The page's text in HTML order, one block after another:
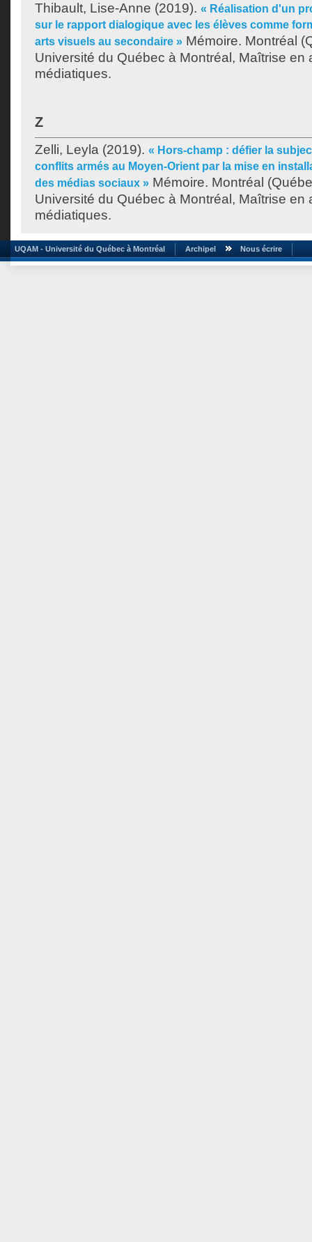
Thibault, Lise-Anne (2019). « Réalisation d'un
sur le rapport dialogique avec les élèves comme
arts visuels au secondaire » Mémoire. Montréal
Université du Québec à Montréal, Maîtrise en
médiatiques.
Z
Zelli, Leyla (2019). « Hors-champ : défier la
conflits armés au Moyen-Orient par la mise en
des médias sociaux » Mémoire. Montréal
Université du Québec à Montréal, Maîtrise en
médiatiques.
UQAM - Université du Québec à Montréal Archipel Nous écrire